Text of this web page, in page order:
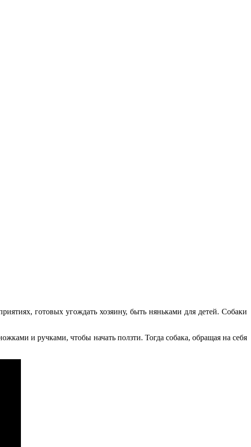
готовых угождать хозяину, быть няньками для детей. Собаки
и ручками, чтобы начать ползти. Тогда собака, обращая на себя